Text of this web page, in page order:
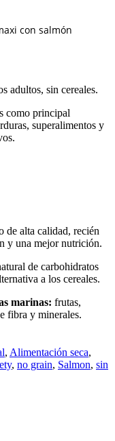
con salmón
adultos, sin cereales.
como principal
superalimentos y
de alta calidad, recién
y una mejor nutrición.
de carbohidratos
a los cereales.
marinas: frutas,
fibra y minerales.
, Alimentación seca,
, no grain, Salmon, sin